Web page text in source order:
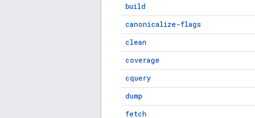
build
canonicalize-flags
clean
coverage
cquery
dump
fetch